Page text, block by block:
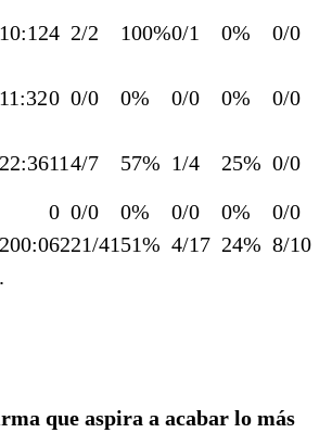
10:124 2/2 100%0/1 0% 0/0
11:320 0/0 0% 0/0 0% 0/0
22:36114/7 57% 1/4 25% 0/0
0 0/0 0% 0/0 0% 0/0
200:06221/4151% 4/17 24% 8/10
que aspira a acabar lo más